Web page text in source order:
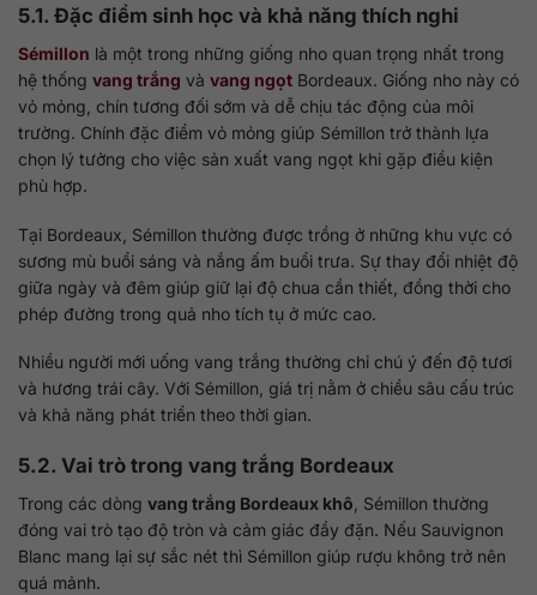
5.1. Đặc điểm sinh học và khả năng thích nghi
Sémillon là một trong những giống nho quan trọng nhất trong
hệ thống vang trắng và vang ngọt Bordeaux. Giống nho này có
vỏ mỏng, chín tương đối sớm và dễ chịu tác động của môi
trường. Chính đặc điểm vỏ mỏng giúp Sémillon trở thành lựa
chọn lý tưởng cho việc sản xuất vang ngọt khi gặp điều kiện
phù hợp.
Tại Bordeaux, Sémillon thường được trồng ở những khu vực có
sương mù buổi sáng và nắng ấm buổi trưa. Sự thay đổi nhiệt độ
giữa ngày và đêm giúp giữ lại độ chua cần thiết, đồng thời cho
phép đường trong quả nho tích tụ ở mức cao.
Nhiều người mới uống vang trắng thường chỉ chú ý đến độ tươi
và hương trái cây. Với Sémillon, giá trị nằm ở chiều sâu cấu trúc
và khả năng phát triển theo thời gian.
5.2. Vai trò trong vang trắng Bordeaux
Trong các dòng vang trắng Bordeaux khô , Sémillon thường
đóng vai trò tạo độ tròn và cảm giác đầy đặn. Nếu Sauvignon
Blanc mang lại sự sắc nét thì Sémillon giúp rượu không trở nên
quá mảnh.